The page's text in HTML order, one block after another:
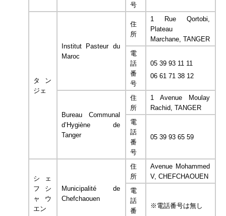
号
タン
ジェ
Institut Pasteur du
Maroc
住
所
1 Rue Qortobi,
Plateau
Marchane, TANGER
電
話
番
号
05 39 93 11 11
06 61 71 38 12
Bureau Communal
d’Hygiène de
Tanger
住
所
1 Avenue Moulay
Rachid, TANGER
電
話
番
号
05 39 93 65 59
シェ
フシ
ャウ
エン
Municipalité de
Chefchaouen
住
所
Avenue Mohammed
V, CHEFCHAOUEN
電
話
番
※電話番号は無し